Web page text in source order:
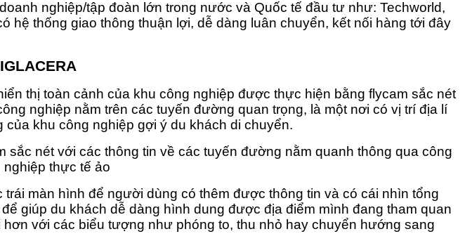
nghiệp/tập đoàn lớn trong nước và Quốc tế đầu tư như: Techworld,
thống giao thông thuận lợi, dễ dàng luân chuyển, kết nối hàng tới đây
thị toàn cảnh của khu công nghiệp được thực hiện bằng flycam sắc nét
nghiệp nằm trên các tuyến đường quan trọng, là một nơi có vị trí địa lí
khu công nghiệp gợi ý du khách di chuyển.
nét với các thông tin về các tuyến đường nằm quanh thông qua công
thực tế ảo
màn hình để người dùng có thêm được thông tin và có cái nhìn tổng
giúp du khách dễ dàng hình dung được địa điểm mình đang tham quan
với các biểu tượng như phóng to, thu nhỏ hay chuyển hướng sang